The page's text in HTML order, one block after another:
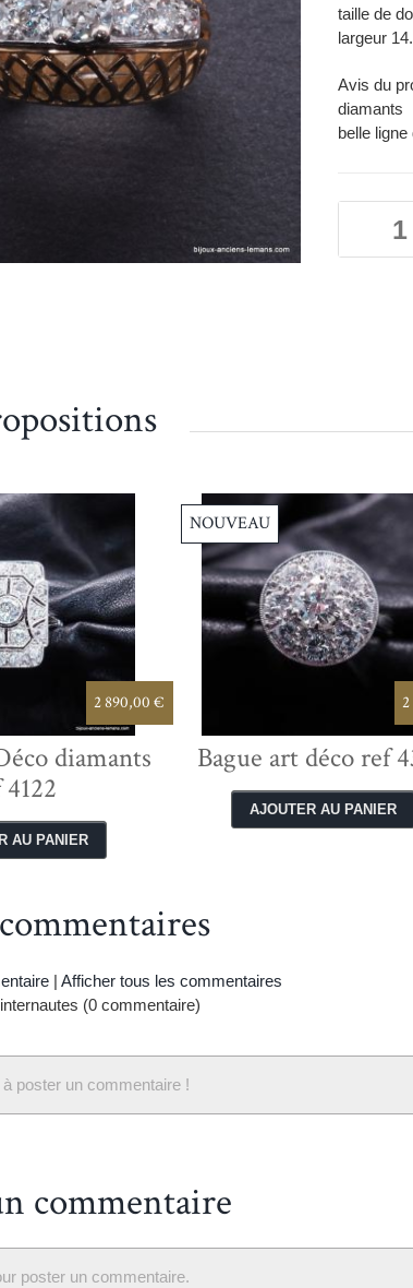
taille de
largeur
Avis du
diamants
belle
2 890,00 €
diamants
NOUVEAU
Bague art déco ref
| Afficher tous les commentaires
(0 commentaire)
poster un commentaire !
commentaire
poster un commentaire.